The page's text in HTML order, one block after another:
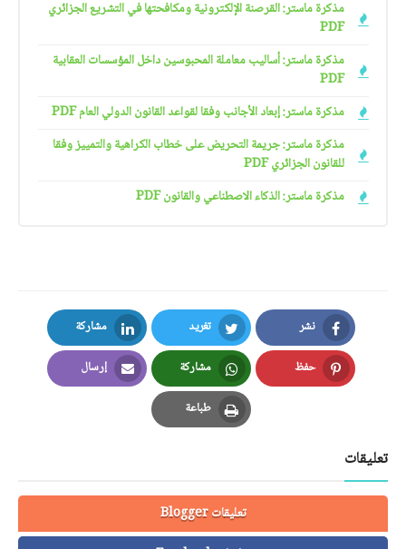
مذكرة ماستر: القرصنة الإلكترونية ومكافحتها في التشريع الجزائري
PDF
مذكرة ماستر: أساليب معاملة المحبوسين داخل المؤسسات العقابية
PDF
مذكرة ماستر: إبعاد الأجانب وفقا لقواعد القانون الدولي العام PDF
مذكرة ماستر: جريمة التحريض على خطاب الكراهية والتمييز وفقا
للقانون الجزائري PDF
مذكرة ماستر: الذكاء الاصطناعي والقانون PDF
نشر
Facebook
تغريد
Twitter
مشاركة
LinkedIn
حفظ
Pinterest
مشاركة
Whatsapp
إرسال
Email
طباعة
Print
تعليقات
تعليقات Blogger